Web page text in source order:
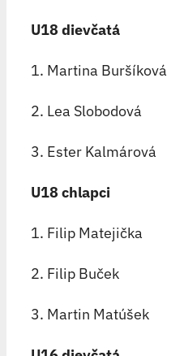
U18 dievčatá
1. Martina Buršíková
2. Lea Slobodová
3. Ester Kalmárová
U18 chlapci
1. Filip Matejička
2. Filip Buček
3. Martin Matúšek